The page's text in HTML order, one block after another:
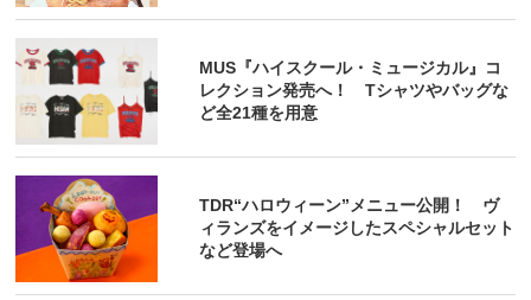
MUS『ハイスクール・ミュージカル』コ
レクション発売へ！ Tシャツやバッグな
ど全21種を用意
TDR“ハロウィーン”メニュー公開！ ヴ
ィランズをイメージしたスペシャルセット
など登場へ